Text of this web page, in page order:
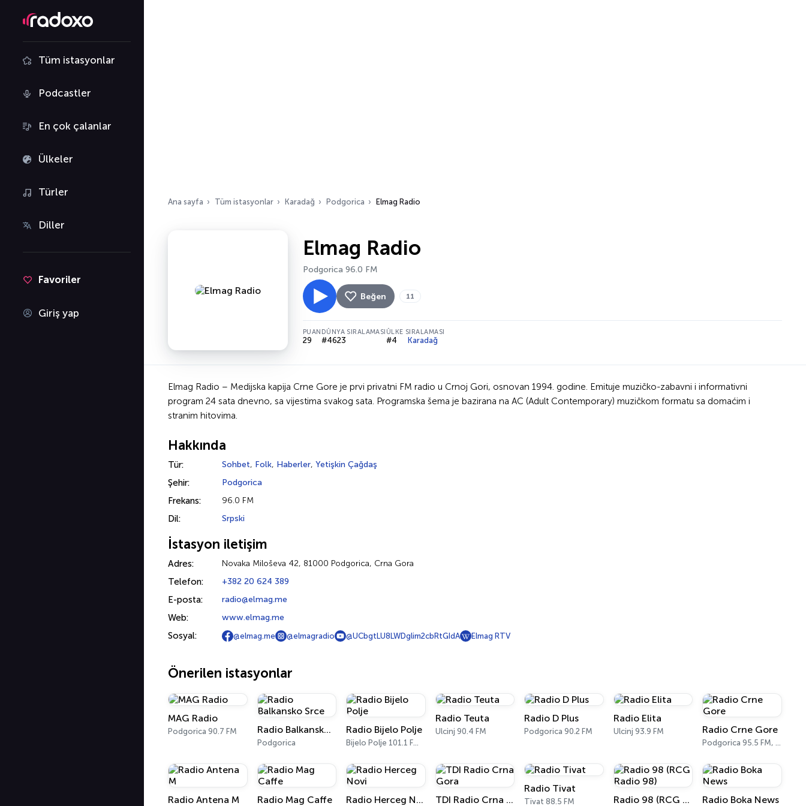
Tüm istasyonlar
Podcastler
En çok çalanlar
Ülkeler
Türler
Diller
Favoriler
Giriş yap
Ana sayfa Tüm istasyonlar Karadağ Podgorica Elmag Radio
Elmag Radio
Podgorica 96.0 FM
Beğen 11
PUAN
29
DÜNYA SIRALAMASI
#4623
ÜLKE SIRALAMASI
#4 Karadağ
Elmag Radio – Medijska kapija Crne Gore je prvi privatni FM radio u Crnoj Gori, osnovan 1994. godine. Emituje muzičko-zabavni i informativni
program 24 sata dnevno, sa vijestima svakog sata. Programska šema je bazirana na AC (Adult Contemporary) muzičkom formatu sa domaćim i
stranim hitovima.
Hakkında
Tür: Sohbet, Folk, Haberler, Yetişkin Çağdaş
Şehir: Podgorica
Frekans: 96.0 FM
Dil: Srpski
İstasyon iletişim
Adres: Novaka Miloševa 42, 81000 Podgorica, Crna Gora
Telefon: +382 20 624 389
E-posta: radio@elmag.me
Web: www.elmag.me
Sosyal: @elmag.me @elmagradio @UCbgtLU8LWDglim2cbRtGIdA Elmag RTV
Önerilen istasyonlar
MAG Radio
Podgorica 90.7 FM Radio Balkansko Srce
Podgorica
Radio Bijelo Polje
Bijelo Polje 101.1 FM, 105.8 FM
Radio Teuta
Ulcinj 90.4 FM
Radio D Plus
Podgorica 90.2 FM
Radio Elita
Ulcinj 93.9 FM Radio Crne Gore
Podgorica 95.5 FM, 96.5 FM, 97.1 FM
Radio Antena M Radio Mag Caffe Radio Herceg Novi TDI Radio Crna Gora
Radio Tivat
Tivat 88.5 FM Radio 98 (RCG Radio 98) Radio Boka News